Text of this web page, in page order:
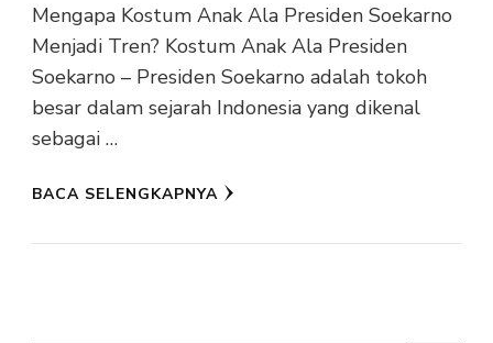
Mengapa Kostum Anak Ala Presiden Soekarno
Menjadi Tren? Kostum Anak Ala Presiden
Soekarno – Presiden Soekarno adalah tokoh
besar dalam sejarah Indonesia yang dikenal
sebagai …
BACA SELENGKAPNYA